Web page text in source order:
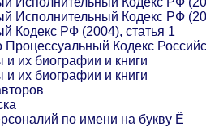
Исполнительный Кодекс РФ
Кодекс РФ (2004), статья 1
Процессуальный Кодекс
их биографии и книги
их биографии и книги
по имени на букву Ё